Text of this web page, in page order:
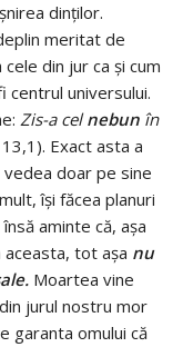
dinţilor.
meritat de
din jur ca şi cum
centrul universului.
Zis-a celnebun în
Exact asta a
doar pe sine
îşi făcea planuri
aminte că, aşa
tot aşa nu
Moartea vine
jurul nostru mor
garanta omului că